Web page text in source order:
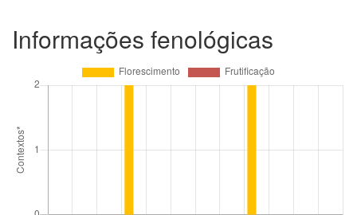
Informações fenológicas